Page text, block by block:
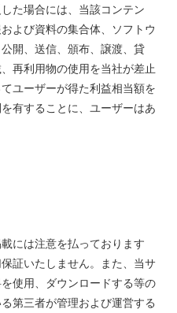
た場合には、当該コンテン
よび資料の集合体、ソフトウ
開、送信、頒布、譲渡、貸
再利用物の使用を当社が差止
ユーザーが得た利益相当額を
有することに、ユーザーはあ
には注意を払っております
証いたしません。また、当サ
使用、ダウンロードする等の
第三者が管理および運営する